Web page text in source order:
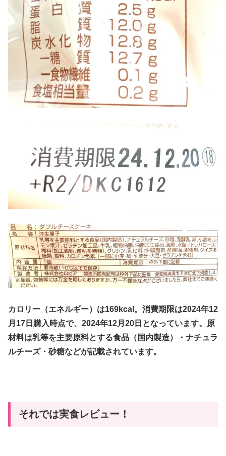
カロリー（エネルギー）は169kcal。消費期限は2024年12
月17日購入時点で、2024年12月20日となっています。原
材料は乳等を主要原料とする食品（国内製造）・ナチュラ
ルチーズ・砂糖などが記載されています。
それでは実食レビュー！